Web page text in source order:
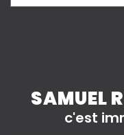
SAMUEL
c'est